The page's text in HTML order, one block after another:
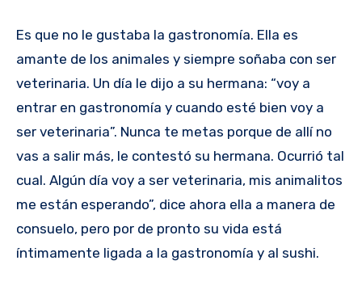
Es que no le gustaba la gastronomía. Ella es
amante de los animales y siempre soñaba con ser
veterinaria. Un día le dijo a su hermana: “voy a
entrar en gastronomía y cuando esté bien voy a
ser veterinaria”. Nunca te metas porque de allí no
vas a salir más, le contestó su hermana. Ocurrió tal
cual. Algún día voy a ser veterinaria, mis animalitos
me están esperando”, dice ahora ella a manera de
consuelo, pero por de pronto su vida está
íntimamente ligada a la gastronomía y al sushi.